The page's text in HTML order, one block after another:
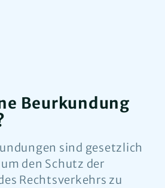
Beurkundung
sind gesetzlich
den Schutz der
Rechtsverkehrs zu